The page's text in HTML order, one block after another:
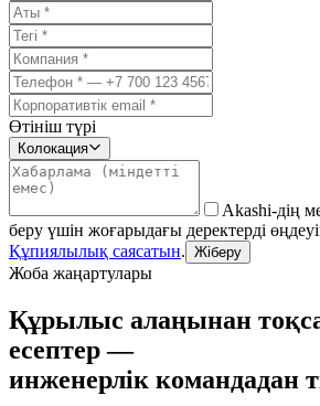
Өтініш түрі
Колокация
Akashi-дің
беру үшін жоғарыдағы деректерді
Құпиялылық саясатын. Жіберу
Жоба жаңартулары
Құрылыс алаңынан
есептер —
инженерлік командадан